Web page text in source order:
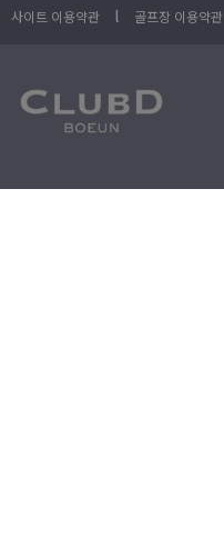
사이트 이용약관 l 골프장 이용약관